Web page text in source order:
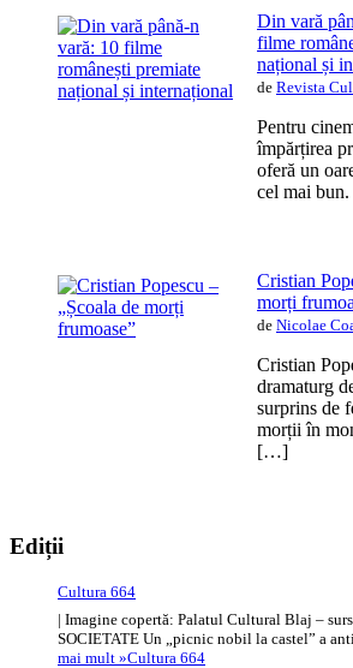
Din vară
filme
național și
de Revista
Pentru
împărțirea
oferă un
cel mai
Cristian
morți
de Nicolae
Cristian
dramaturg
surprins de
morții în
[…]
Ediții
Cultura 664
| Imagine copertă: Palatul Cultural Blaj –
SOCIETATE Un „picnic nobil la castel” a
mai mult »Cultura 664